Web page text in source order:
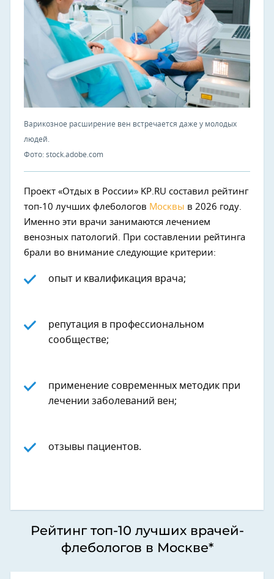
Варикозное расширение вен встречается даже у молодых
людей.
Фото: stock.adobe.com
Проект «Отдых в России» KP.RU составил рейтинг
топ-10 лучших флебологов Москвы в 2026 году.
Именно эти врачи занимаются лечением
венозных патологий. При составлении рейтинга
брали во внимание следующие критерии:
опыт и квалификация врача;
репутация в профессиональном
сообществе;
применение современных методик при
лечении заболеваний вен;
отзывы пациентов.
Рейтинг топ-10 лучших врачей-
флебологов в Москве*